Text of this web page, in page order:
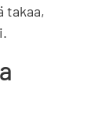
takaa,